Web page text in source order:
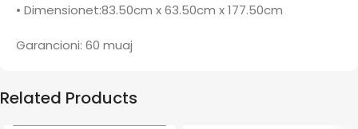
• Dimensionet:83.50cm x 63.50cm x 177.50cm
Garancioni: 60 muaj
Related Products